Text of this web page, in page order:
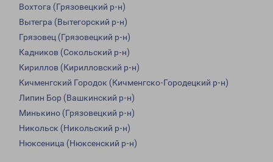
Вохтога (Грязовецкий р-н)
Вытегра (Вытегорский р-н)
Грязовец (Грязовецкий р-н)
Кадников (Сокольский р-н)
Кириллов (Кирилловский р-н)
Кичменгский Городок (Кичменгско-Городецкий р-н)
Липин Бор (Вашкинский р-н)
Минькино (Грязовецкий р-н)
Никольск (Никольский р-н)
Нюксеница (Нюксенский р-н)